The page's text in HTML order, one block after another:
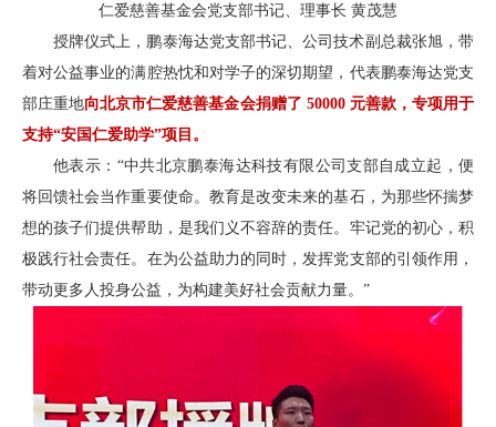
仁爱慈善基金会党支部书记、理事长 黄茂慧
授牌仪式上，鹏泰海达党支部书记、公司技术副总裁张旭，带
着对公益事业的满腔热忱和对学子的深切期望，代表鹏泰海达党支
部庄重地向北京市仁爱慈善基金会捐赠了 50000 元善款，专项用于
支持“安国仁爱助学”项目。
他表示：“中共北京鹏泰海达科技有限公司支部自成立起，便
将回馈社会当作重要使命。教育是改变未来的基石，为那些怀揣梦
想的孩子们提供帮助，是我们义不容辞的责任。牢记党的初心，积
极践行社会责任。在为公益助力的同时，发挥党支部的引领作用，
带动更多人投身公益，为构建美好社会贡献力量。”